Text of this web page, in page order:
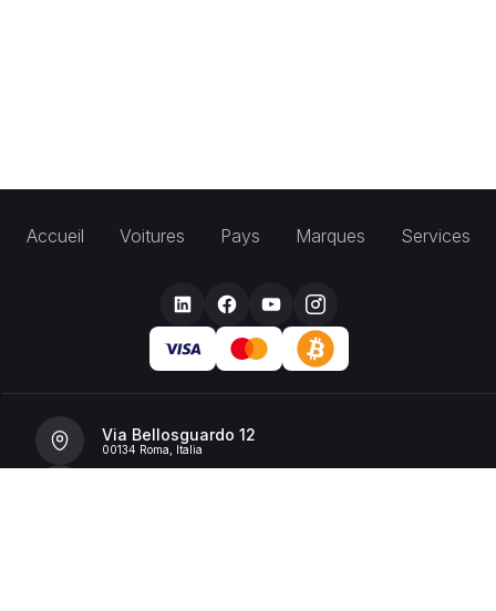
Accueil Voitures Pays Marques Services
Via Bellosguardo 12
00134 Roma, Italia